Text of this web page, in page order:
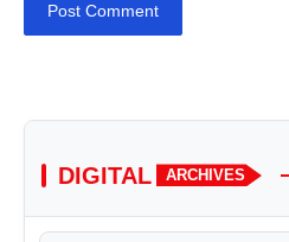
Post Comment
DIGITAL ARCHIVES